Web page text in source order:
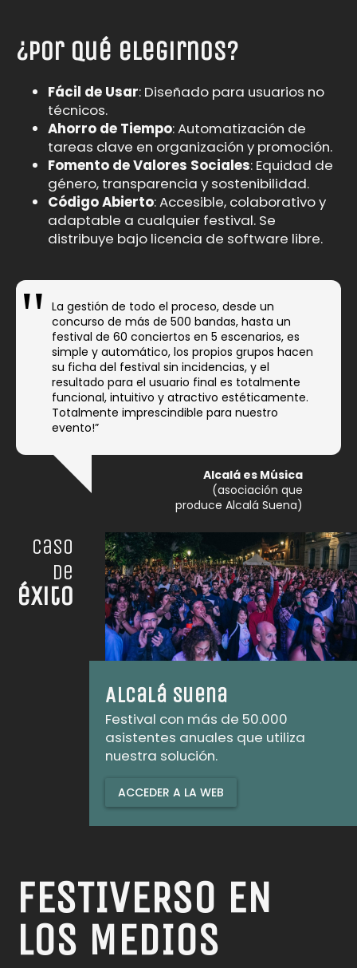
¿Por qué elegirnos?
Fácil de Usar: Diseñado para usuarios no
técnicos.
Ahorro de Tiempo: Automatización de
tareas clave en organización y promoción.
Fomento de Valores Sociales: Equidad de
género, transparencia y sostenibilidad.
Código Abierto: Accesible, colaborativo y
adaptable a cualquier festival. Se
distribuye bajo licencia de software libre.
La gestión de todo el proceso, desde un
concurso de más de 500 bandas, hasta un
festival de 60 conciertos en 5 escenarios, es
simple y automático, los propios grupos hacen
su ficha del festival sin incidencias, y el
resultado para el usuario final es totalmente
funcional, intuitivo y atractivo estéticamente.
Totalmente imprescindible para nuestro
evento!”
Alcalá es Música
(asociación que
produce Alcalá Suena)
caso
de
éxito
Alcalá Suena
Festival con más de 50.000
asistentes anuales que utiliza
nuestra solución.
ACCEDER A LA WEB
FESTIVERSO EN
LOS MEDIOS